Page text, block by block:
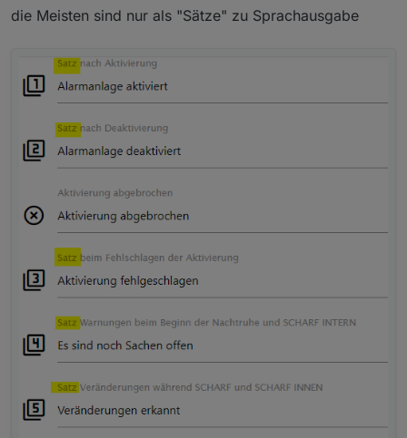
Antwort: wo kann ich es
Im Tab Verknuepfungen bei Ausgabe,
da kannst du alles einstellen, wie du
die Meisten sind nur als "Sätze" zu Sprachausgabe